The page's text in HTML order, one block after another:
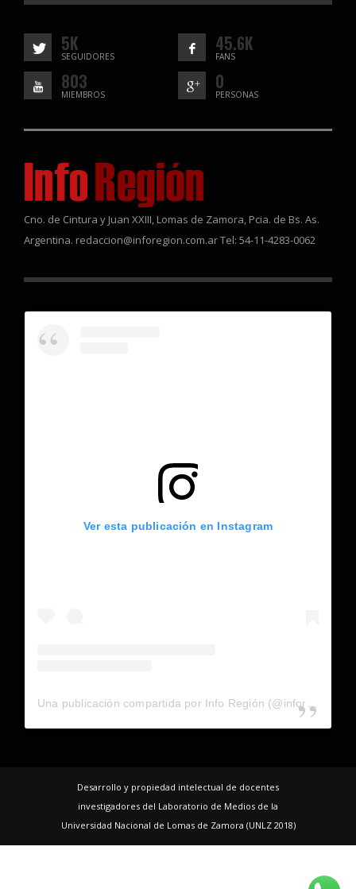
5K
SEGUIDORES
45.6K
FANS
803
MIEMBROS
0
PERSONAS
Cno. de Cintura y Juan XXIII, Lomas de Zamora, Pcia. de Bs. As.
Argentina. redaccion@inforegion.com.ar Tel: 54-11-4283-0062
Ver esta publicación en Instagram
Desarrollo y propiedad intelectual de docentes
investigadores del Laboratorio de Medios de la
Universidad Nacional de Lomas de Zamora (UNLZ 2018)